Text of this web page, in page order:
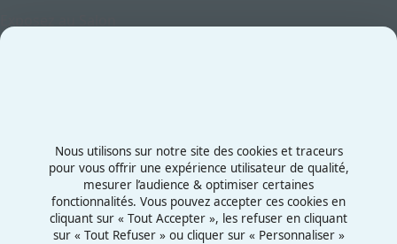
Rue de la Grange aux Bois
57070 - Metz
France
Nous utilisons sur notre site des cookies et traceurs
pour vous offrir une expérience utilisateur de qualité,
mesurer l’audience & optimiser certaines
fonctionnalités. Vous pouvez accepter ces cookies en
cliquant sur « Tout Accepter », les refuser en cliquant
sur « Tout Refuser » ou cliquer sur « Personnaliser »